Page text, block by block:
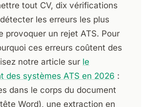
tout CV, dix vérifications
les erreurs les plus
provoquer un rejet ATS. Pour
ces erreurs coûtent des
notre article sur le
des systèmes ATS en 2026 :
dans le corps du document
Word), une extraction en